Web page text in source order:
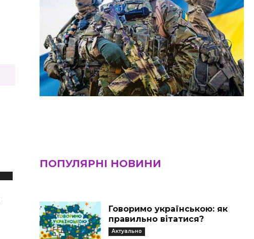
ПОПУЛЯРНІ НОВИНИ
Говоримо українською: як
правильно вітатися?
Актуально